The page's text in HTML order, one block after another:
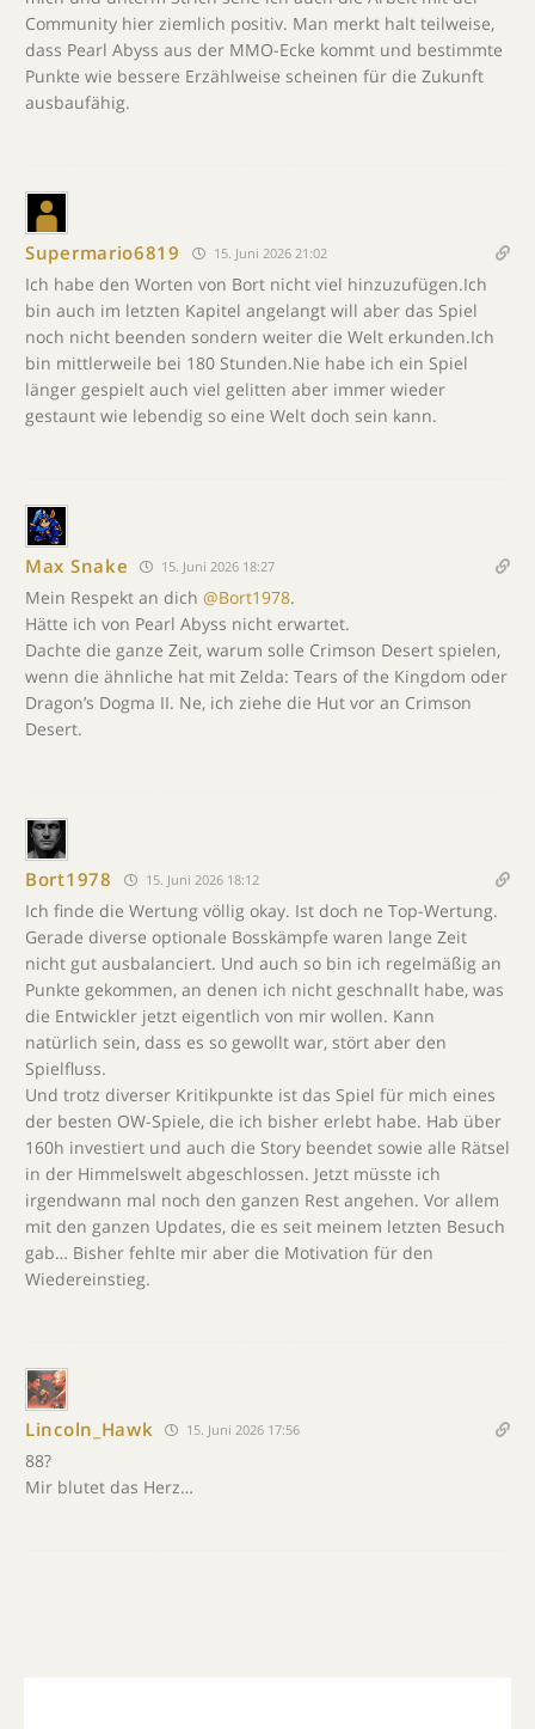
Community hier ziemlich positiv. Man merkt halt teilweise,
dass Pearl Abyss aus der MMO-Ecke kommt und bestimmte
Punkte wie bessere Erzählweise scheinen für die Zukunft
ausbaufähig.
Supermario6819 15. Juni 2026 21:02
Ich habe den Worten von Bort nicht viel hinzuzufügen.Ich
bin auch im letzten Kapitel angelangt will aber das Spiel
noch nicht beenden sondern weiter die Welt erkunden.Ich
bin mittlerweile bei 180 Stunden.Nie habe ich ein Spiel
länger gespielt auch viel gelitten aber immer wieder
gestaunt wie lebendig so eine Welt doch sein kann.
Max Snake 15. Juni 2026 18:27
Mein Respekt an dich @Bort1978.
Hätte ich von Pearl Abyss nicht erwartet.
Dachte die ganze Zeit, warum solle Crimson Desert spielen,
wenn die ähnliche hat mit Zelda: Tears of the Kingdom oder
Dragon’s Dogma II. Ne, ich ziehe die Hut vor an Crimson
Desert.
Bort1978 15. Juni 2026 18:12
Ich finde die Wertung völlig okay. Ist doch ne Top-Wertung.
Gerade diverse optionale Bosskämpfe waren lange Zeit
nicht gut ausbalanciert. Und auch so bin ich regelmäßig an
Punkte gekommen, an denen ich nicht geschnallt habe, was
die Entwickler jetzt eigentlich von mir wollen. Kann
natürlich sein, dass es so gewollt war, stört aber den
Spielfluss.
Und trotz diverser Kritikpunkte ist das Spiel für mich eines
der besten OW-Spiele, die ich bisher erlebt habe. Hab über
160h investiert und auch die Story beendet sowie alle Rätsel
in der Himmelswelt abgeschlossen. Jetzt müsste ich
irgendwann mal noch den ganzen Rest angehen. Vor allem
mit den ganzen Updates, die es seit meinem letzten Besuch
gab… Bisher fehlte mir aber die Motivation für den
Wiedereinstieg.
Lincoln_Hawk 15. Juni 2026 17:56
88?
Mir blutet das Herz…